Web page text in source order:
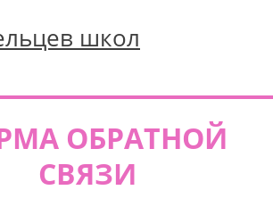
школ
ОБРАТНОЙ
СВЯЗИ